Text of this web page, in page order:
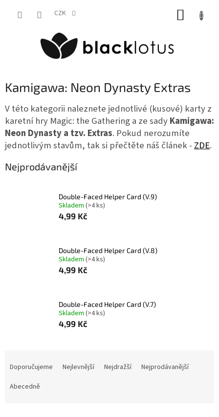
CZK
Kamigawa: Neon Dynasty Extras
V této kategorii naleznete jednotlivé (kusové) karty z
karetní hry Magic: the Gathering a ze sadyKamigawa:
Neon Dynasty a tzv. Extras. Pokud nerozumíte
jednotlivým stavům, tak si přečtěte náš článek - ZDE.
Nejprodávanější
Double-Faced Helper Card (V.9)
Skladem (>4 ks)
4,99 Kč
Double-Faced Helper Card (V.8)
Skladem (>4 ks)
4,99 Kč
Double-Faced Helper Card (V.7)
Skladem (>4 ks)
4,99 Kč
Doporučujeme Nejlevnější Nejdražší
Nejprodávanější
Abecedně